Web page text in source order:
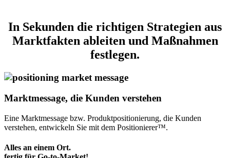
In Sekunden die richtigen Strategien aus
Marktfakten ableiten und Maßnahmen
festlegen.
Marktmessage, die Kunden verstehen
Eine Marktmessage bzw. Produktpositionierung, die Kunden
verstehen, entwickeln Sie mit dem Positionierer™.
Alles an einem Ort.